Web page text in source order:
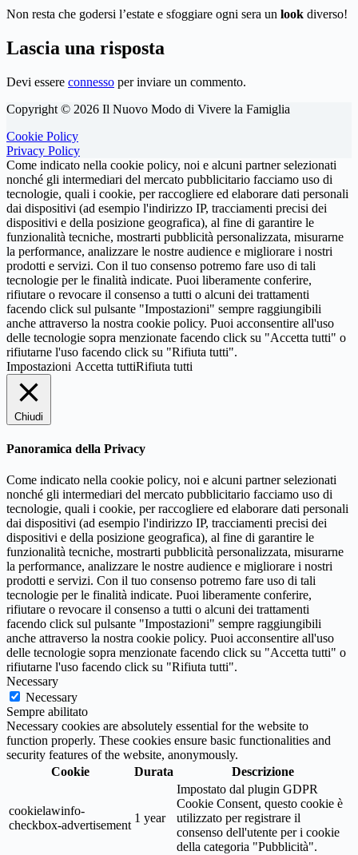
Non resta che godersi l’estate e sfoggiare ogni sera un look diverso!
Lascia una risposta
Devi essere connesso per inviare un commento.
Copyright © 2026 Il Nuovo Modo di Vivere la Famiglia
Cookie Policy
Privacy Policy
Come indicato nella cookie policy, noi e alcuni partner selezionati
nonché gli intermediari del mercato pubblicitario facciamo uso di
tecnologie, quali i cookie, per raccogliere ed elaborare dati personali
dai dispositivi (ad esempio l'indirizzo IP, tracciamenti precisi dei
dispositivi e della posizione geografica), al fine di garantire le
funzionalità tecniche, mostrarti pubblicità personalizzata, misurarne
la performance, analizzare le nostre audience e migliorare i nostri
prodotti e servizi. Con il tuo consenso potremo fare uso di tali
tecnologie per le finalità indicate. Puoi liberamente conferire,
rifiutare o revocare il consenso a tutti o alcuni dei trattamenti
facendo click sul pulsante "Impostazioni" sempre raggiungibili
anche attraverso la nostra cookie policy. Puoi acconsentire all'uso
delle tecnologie sopra menzionate facendo click su "Accetta tutti" o
rifiutarne l'uso facendo click su "Rifiuta tutti".
Impostazioni Accetta tuttiRifiuta tutti
Chiudi
Panoramica della Privacy
Come indicato nella cookie policy, noi e alcuni partner selezionati
nonché gli intermediari del mercato pubblicitario facciamo uso di
tecnologie, quali i cookie, per raccogliere ed elaborare dati personali
dai dispositivi (ad esempio l'indirizzo IP, tracciamenti precisi dei
dispositivi e della posizione geografica), al fine di garantire le
funzionalità tecniche, mostrarti pubblicità personalizzata, misurarne
la performance, analizzare le nostre audience e migliorare i nostri
prodotti e servizi. Con il tuo consenso potremo fare uso di tali
tecnologie per le finalità indicate. Puoi liberamente conferire,
rifiutare o revocare il consenso a tutti o alcuni dei trattamenti
facendo click sul pulsante "Impostazioni" sempre raggiungibili
anche attraverso la nostra cookie policy. Puoi acconsentire all'uso
delle tecnologie sopra menzionate facendo click su "Accetta tutti" o
rifiutarne l'uso facendo click su "Rifiuta tutti".
Necessary
Necessary
Sempre abilitato
Necessary cookies are absolutely essential for the website to
function properly. These cookies ensure basic functionalities and
security features of the website, anonymously.
Cookie
Durata Descrizione
cookielawinfo-
checkbox-advertisement
1 year
Impostato dal plugin GDPR
Cookie Consent, questo cookie è
utilizzato per registrare il
consenso dell'utente per i cookie
della categoria "Pubblicità".